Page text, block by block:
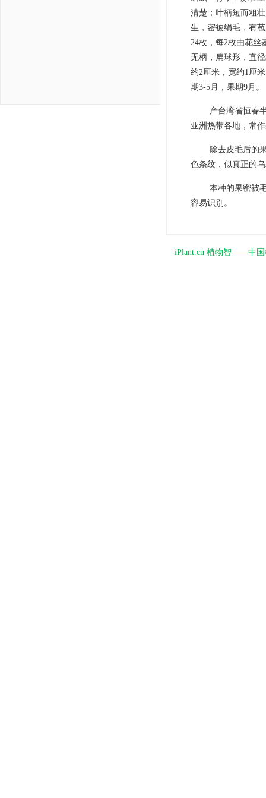
清楚；叶柄短而粗
生，密被绢毛，有
24枚，每2枚由花丝
无柄，扁球形，直
约2厘米，宽约1厘
期3-5月，果期9月。
产台湾省恒春
亚洲热带各地，常
除去皮毛后的
色条纹，似真正的
本种的果密被
容易识别。
iPlant.cn 植物智——中国